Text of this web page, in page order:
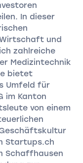
In dieser
und
zahlreiche
Medizintechnik
bietet
Umfeld für
im Kanton
von einem
Startups.ch
Schaffhausen